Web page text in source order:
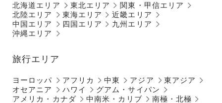
北海道エリア 東北エリア
関東・甲信エリア
北陸エリア
東海エリア
近畿エリア
中国エリア
四国エリア
九州エリア
沖縄エリア
旅行エリア
ヨーロッパ アフリカ 中東 アジア
東アジア
オセアニア
ハワイ
グアム・サイパン
アメリカ・カナダ
中南米・カリブ 南極・北極